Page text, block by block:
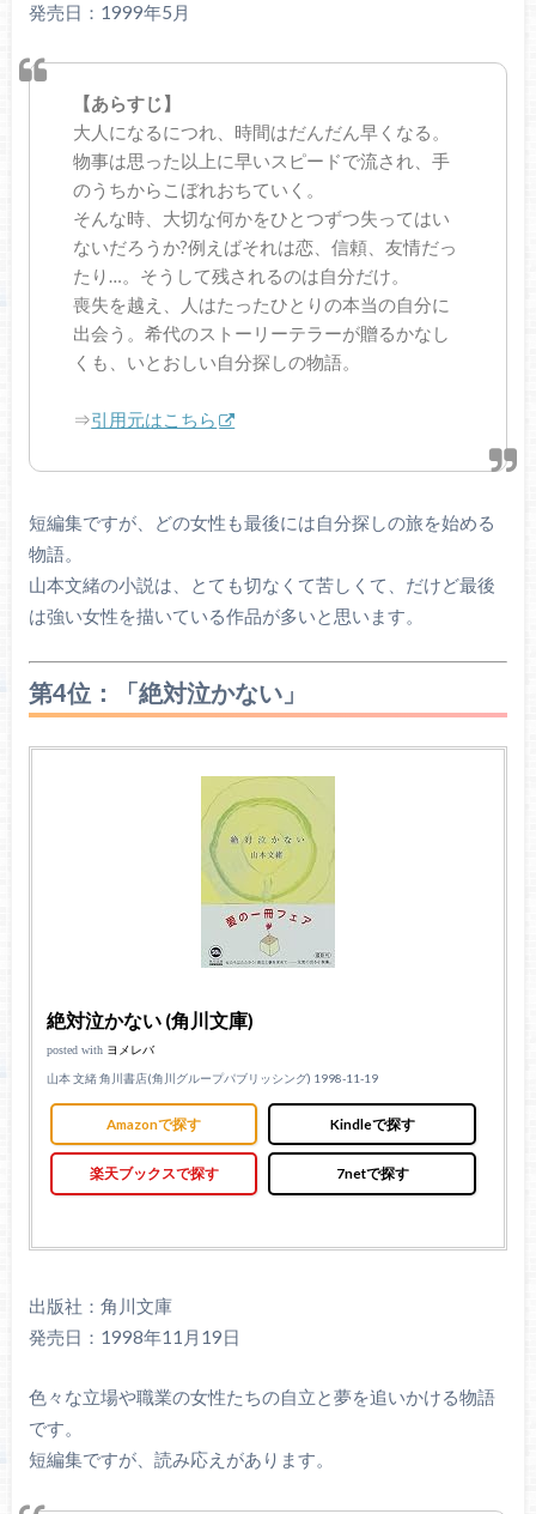
発売日：1999年5月
【あらすじ】
大人になるにつれ、時間はだんだん早くなる。
物事は思った以上に早いスピードで流され、手
のうちからこぼれおちていく。
そんな時、大切な何かをひとつずつ失ってはい
ないだろうか?例えばそれは恋、信頼、友情だっ
たり…。そうして残されるのは自分だけ。
喪失を越え、人はたったひとりの本当の自分に
出会う。希代のストーリーテラーが贈るかなし
くも、いとおしい自分探しの物語。
⇒引用元はこちら
短編集ですが、どの女性も最後には自分探しの旅を始める
物語。
山本文緒の小説は、とても切なくて苦しくて、だけど最後
は強い女性を描いている作品が多いと思います。
第4位：「絶対泣かない」
絶対泣かない (角川文庫)
posted with ヨメレバ
山本 文緒 角川書店(角川グループパブリッシング) 1998-11-19
Amazonで探す Kindleで探す
楽天ブックスで探す 7netで探す
出版社：角川文庫
発売日：1998年11月19日
色々な立場や職業の女性たちの自立と夢を追いかける物語
です。
短編集ですが、読み応えがあります。